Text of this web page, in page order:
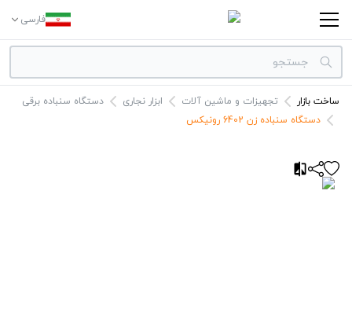
فارسی
دسته بندی‌ها
ساخت بازار تجهیزات و ماشین آلات ابزار نجاری
دستگاه سنباده برقی
دستگاه سنباده زن 6402 رونیکس